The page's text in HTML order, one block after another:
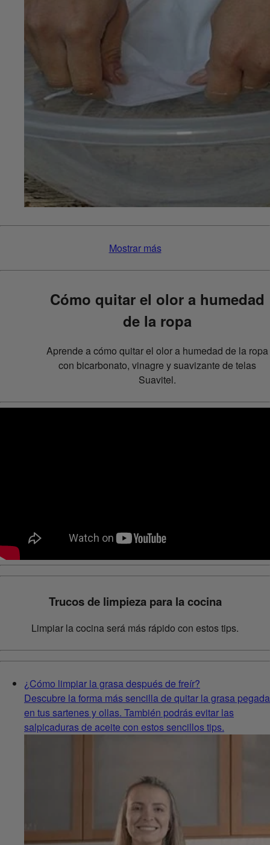
Mostrar más
Cómo quitar el olor a humedad
de la ropa
Aprende a cómo quitar el olor a humedad de la ropa
con bicarbonato, vinagre y suavizante de telas
Suavitel.
Trucos de limpieza para la cocina
Limpiar la cocina será más rápido con estos tips.
¿Cómo limpiar la grasa después de freír?
Descubre la forma más sencilla de quitar la grasa pegada
en tus sartenes y ollas. También podrás evitar las
salpicaduras de aceite con estos sencillos tips.